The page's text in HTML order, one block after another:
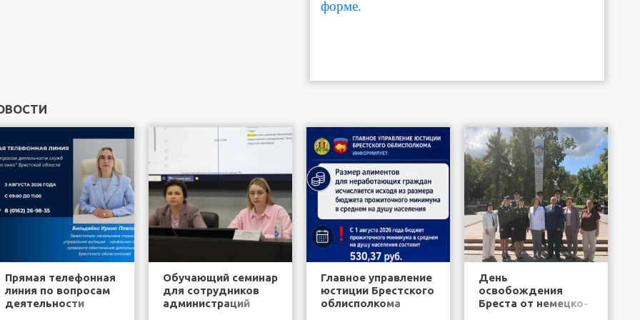
форме.
Прямая телефонная
линия по вопросам
деятельности
Обучающий семинар
для сотрудников
администраций
Главное управление
юстиции Брестского
облисполкома
День
освобождения
Бреста от немецко-